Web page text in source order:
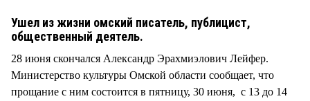
Ушел из жизни омский писатель, публицист,
общественный деятель.
28 июня скончался Александр Эрахмиэлович Лейфер.
Министерство культуры Омской области сообщает, что
прощание с ним состоится в пятницу, 30 июня, с 13 до 14